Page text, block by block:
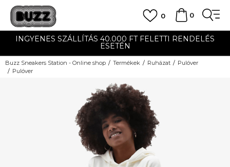
0
0
INGYENES SZÁLLÍTÁS 40.000 FT FELETTI RENDELÉS
ESETÉN
Buzz Sneakers Station - Online shop Termékek Ruházat
Pulóver
Pulóver